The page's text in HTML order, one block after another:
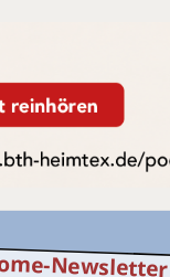
Newsletter